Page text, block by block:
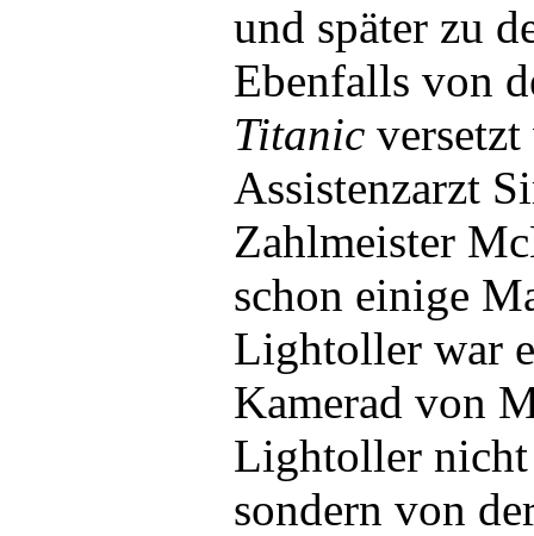
und später zu
Ebenfalls von
Titanic
Assistenzarzt
Zahlmeister
schon einige
Lightoller war
Kamerad von
Lightoller
sondern von